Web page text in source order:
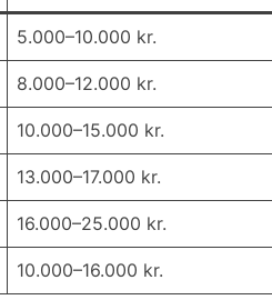
5.000–10.000 kr.
8.000–12.000 kr.
10.000–15.000 kr.
13.000–17.000 kr.
16.000–25.000 kr.
10.000–16.000 kr.